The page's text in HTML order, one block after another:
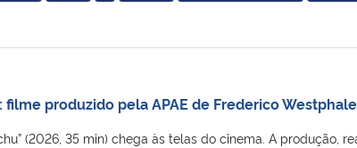
filme produzido pela APAE de Frederico
(2026, 35 min) chega às telas do cinema. A produção,